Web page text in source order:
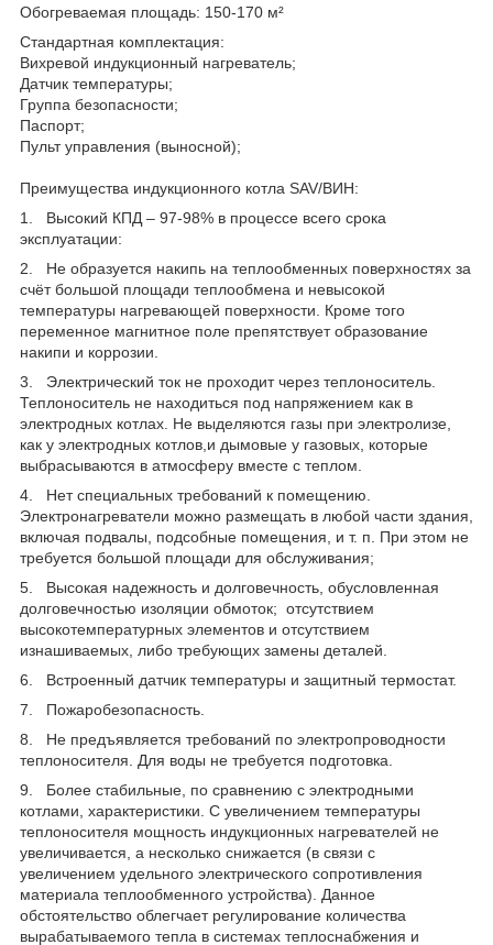
Обогреваемая площадь: 150-170 м²
Стандартная комплектация:
Вихревой индукционный нагреватель;
Датчик температуры;
Группа безопасности;
Паспорт;
Пульт управления (выносной);
Преимущества индукционного котла SAV/ВИН:
1. Высокий КПД – 97-98% в процессе всего срока
эксплуатации:
2. Не образуется накипь на теплообменных поверхностях за
счёт большой площади теплообмена и невысокой
температуры нагревающей поверхности. Кроме того
переменное магнитное поле препятствует образование
накипи и коррозии.
3. Электрический ток не проходит через теплоноситель.
Теплоноситель не находиться под напряжением как в
электродных котлах. Не выделяются газы при электролизе,
как у электродных котлов,и дымовые у газовых, которые
выбрасываются в атмосферу вместе с теплом.
4. Нет специальных требований к помещению.
Электронагреватели можно размещать в любой части здания,
включая подвалы, подсобные помещения, и т. п. При этом не
требуется большой площади для обслуживания;
5. Высокая надежность и долговечность, обусловленная
долговечностью изоляции обмоток; отсутствием
высокотемпературных элементов и отсутствием
изнашиваемых, либо требующих замены деталей.
6. Встроенный датчик температуры и защитный термостат.
7. Пожаробезопасность.
8. Не предъявляется требований по электропроводности
теплоносителя. Для воды не требуется подготовка.
9. Более стабильные, по сравнению с электродными
котлами, характеристики. С увеличением температуры
теплоносителя мощность индукционных нагревателей не
увеличивается, а несколько снижается (в связи с
увеличением удельного электрического сопротивления
материала теплообменного устройства). Данное
обстоятельство облегчает регулирование количества
вырабатываемого тепла в системах теплоснабжения и